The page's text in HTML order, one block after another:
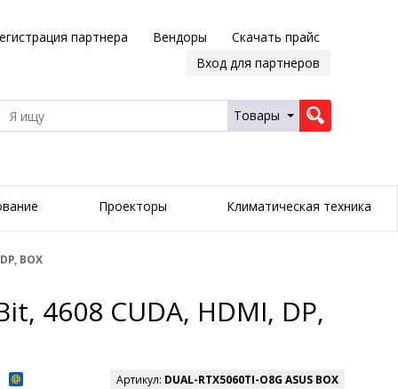
партнера Вендоры
Скачать прайс
Вход для партнеров
Товары
Проекторы Климатическая техника
BOX
4608 CUDA, HDMI, DP,
Артикул: DUAL-RTX5060TI-O8G ASUS BOX